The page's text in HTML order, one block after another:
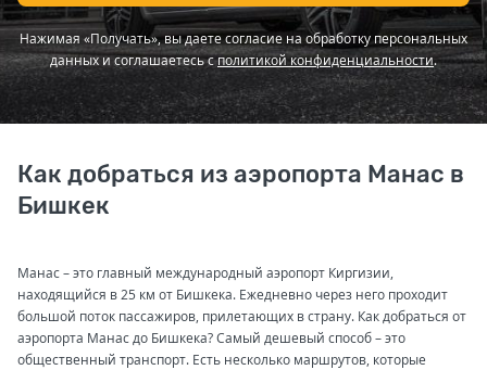
Нажимая «Получать», вы даете согласие на обработку персональных
данных и соглашаетесь сполитикой конфиденциальности.
Как добраться из аэропорта Манас в
Бишкек
Манас – это главный международный аэропорт Киргизии,
находящийся в 25 км от Бишкека. Ежедневно через него проходит
большой поток пассажиров, прилетающих в страну. Как добраться от
аэропорта Манас до Бишкека? Самый дешевый способ – это
общественный транспорт. Есть несколько маршрутов, которые